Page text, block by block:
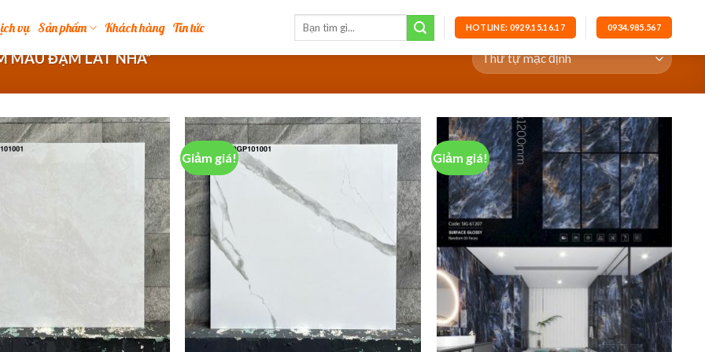
vụ Sản phẩm Khách hàng Tin tức HOTLINE: 0929.15.16.17 0934.985.567
MÀU ĐẬM LÁT NHÀ”
Giảm giá! Giảm giá!